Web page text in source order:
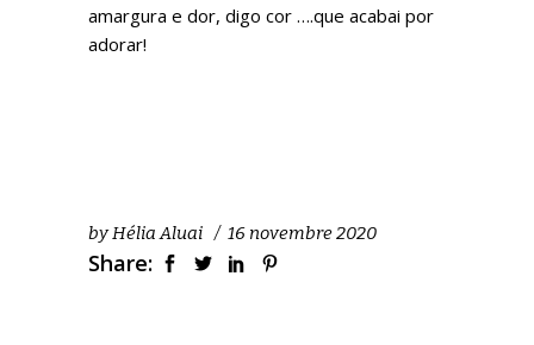
amargura e dor, digo cor ….que acabai por
adorar!
byHélia Aluai 16 novembre 2020
Share: